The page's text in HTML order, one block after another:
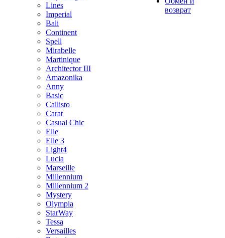
Lines
Imperial
Bali
Continent
Spell
Mirabelle
Martinique
Architector III
Amazonika
Anny
Basic
Callisto
Carat
Casual Chic
Elle
Elle 3
Light4
Lucia
Marseille
Millennium
Millennium 2
Mystery
Olympia
StarWay
Tessa
Versailles
возврат